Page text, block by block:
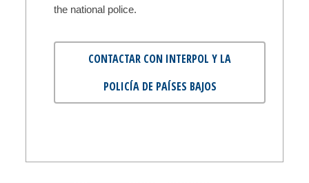
the national police.
CONTACTAR CON INTERPOL Y LA
POLICÍA DE PAÍSES BAJOS